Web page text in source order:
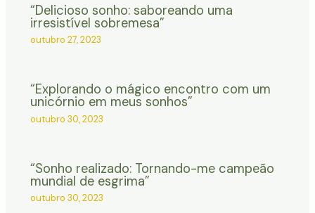
“Delicioso sonho: saboreando uma
irresistível sobremesa”
outubro 27, 2023
“Explorando o mágico encontro com um
unicórnio em meus sonhos”
outubro 30, 2023
“Sonho realizado: Tornando-me campeão
mundial de esgrima”
outubro 30, 2023